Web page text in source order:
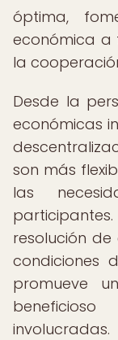
óptima,
económica a
la
Desde la
económicas
son más
las
resolución
condiciones
promueve
involucradas.